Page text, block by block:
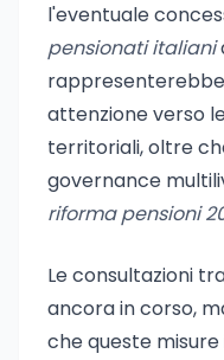
l'eventuale
pensionati italiani
attenzione verso
territoriali, oltre
governance
riforma pensioni
Le consultazioni
ancora in corso,
che queste